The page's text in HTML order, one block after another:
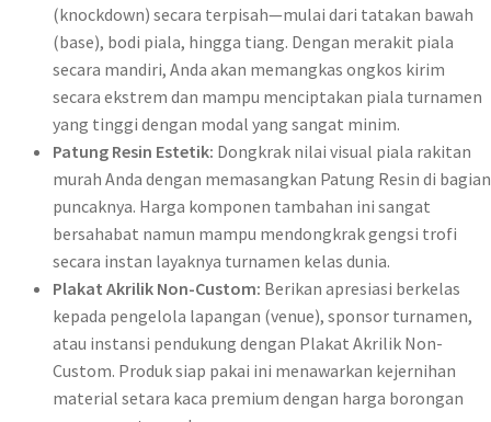
(knockdown) secara terpisah—mulai dari tatakan bawah
(base), bodi piala, hingga tiang. Dengan merakit piala
secara mandiri, Anda akan memangkas ongkos kirim
secara ekstrem dan mampu menciptakan piala turnamen
yang tinggi dengan modal yang sangat minim.
Patung Resin Estetik: Dongkrak nilai visual piala rakitan
murah Anda dengan memasangkan Patung Resin di bagian
puncaknya. Harga komponen tambahan ini sangat
bersahabat namun mampu mendongkrak gengsi trofi
secara instan layaknya turnamen kelas dunia.
Plakat Akrilik Non-Custom: Berikan apresiasi berkelas
kepada pengelola lapangan (venue), sponsor turnamen,
atau instansi pendukung dengan Plakat Akrilik Non-
Custom. Produk siap pakai ini menawarkan kejernihan
material setara kaca premium dengan harga borongan